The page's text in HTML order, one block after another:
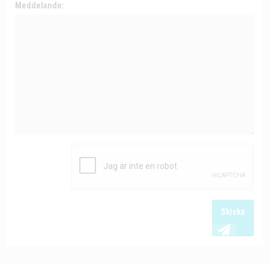
Meddelande:
Skicka